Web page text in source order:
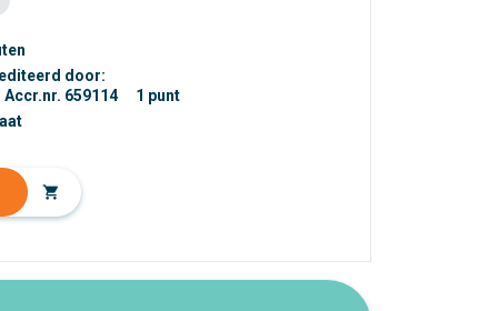
door:
Accr.nr. 659114 1 punt
shopping_cart